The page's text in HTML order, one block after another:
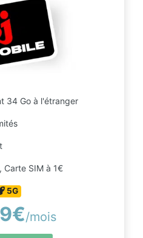
34 Go à l'étranger
Carte SIM à 1€
5G
/mois